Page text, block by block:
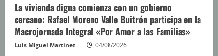
La vivienda digna comienza con un gobierno
cercano: Rafael Moreno Valle Buitrón participa en la
Macrojornada Integral «Por Amor a las Familias»
Luis Miguel Martínez 04/08/2026